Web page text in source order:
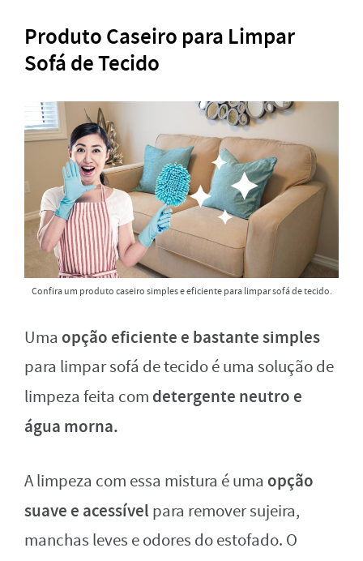
Produto Caseiro para Limpar
Sofá de Tecido
Confira um produto caseiro simples e eficiente para limpar sofá de tecido.
Uma opção eficiente e bastante simples
para limpar sofá de tecido é uma solução de
limpeza feita com detergente neutro e
água morna.
A limpeza com essa mistura é uma opção
suave e acessível para remover sujeira,
manchas leves e odores do estofado. O